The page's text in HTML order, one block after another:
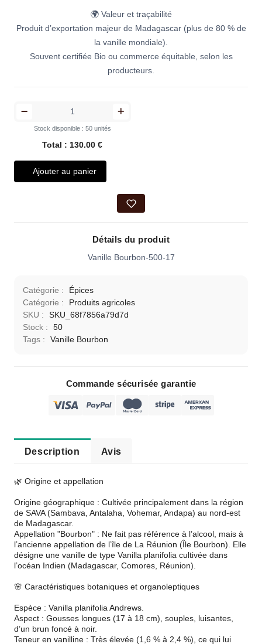
🌍 Valeur et traçabilité
Produit d’exportation majeur de Madagascar (plus de 80 % de
la vanille mondiale).
Souvent certifiée Bio ou commerce équitable, selon les
producteurs.
Stock disponible : 50 unités
Total : 130.00 €
Ajouter au panier
Détails du produit
Vanille Bourbon-500-17
Catégorie :
Épices
Catégorie :
Produits agricoles
SKU :
SKU_68f7856a79d7d
Stock :
50
Tags :
Vanille Bourbon
Commande sécurisée garantie
Description Avis
🌿 Origine et appellation
Origine géographique : Cultivée principalement dans la région
de SAVA (Sambava, Antalaha, Vohemar, Andapa) au nord-est
de Madagascar.
Appellation "Bourbon" : Ne fait pas référence à l’alcool, mais à
l’ancienne appellation de l’île de La Réunion (Île Bourbon). Elle
désigne une vanille de type Vanilla planifolia cultivée dans
l’océan Indien (Madagascar, Comores, Réunion).
🌸 Caractéristiques botaniques et organoleptiques
Espèce : Vanilla planifolia Andrews.
Aspect : Gousses longues (17 à 18 cm), souples, luisantes,
d’un brun foncé à noir.
Teneur en vanilline : Très élevée (1,6 % à 2,4 %), ce qui lui